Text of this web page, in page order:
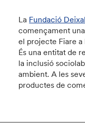
La Fundació
començament
el projecte Fiare a
És una entitat de
la inclusió
ambient. A les
productes de